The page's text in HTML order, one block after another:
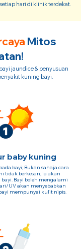
hari di klinik terdekat.
Mitos
jaundice & penyusuan
kuning bayi.
baby kuning
bayi; Bukan sahaja cara
tidak berkesan, ia akan
Bayi boleh mengalami
UV akan menyebabkan
mempunyai kulit nipis.